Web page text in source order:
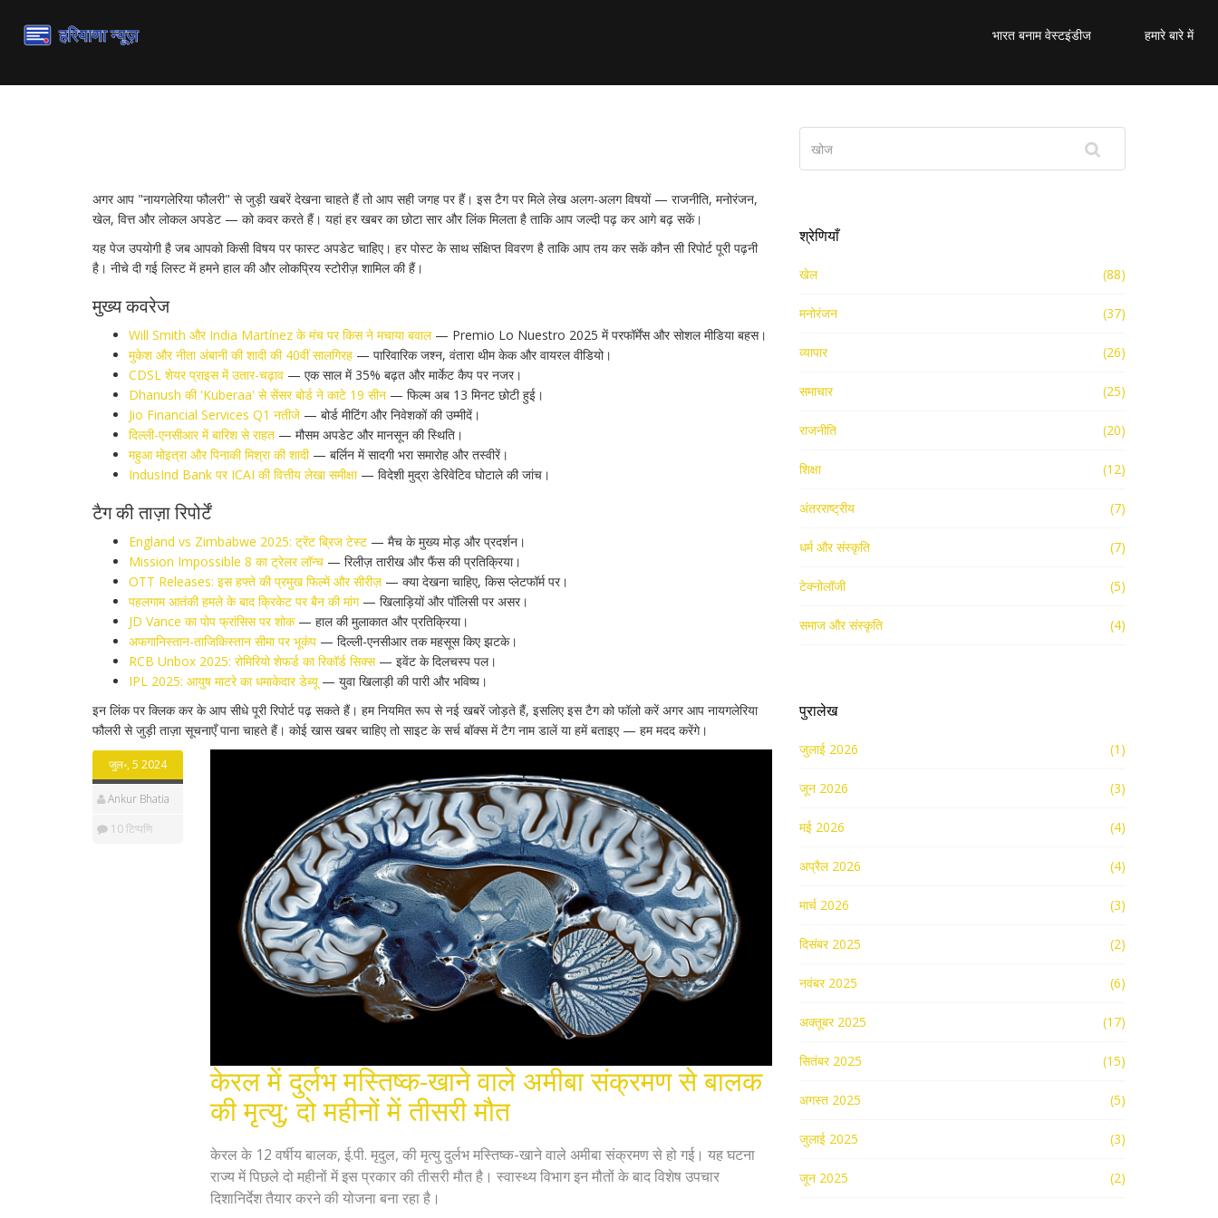
भारत बनाम वेस्टइंडीज हमारे बारे में
अगर आप "नायगलेरिया फौलरी" से जुड़ी खबरें देखना चाहते हैं तो आप सही जगह पर हैं। इस टैग पर मिले लेख अलग-अलग विषयों — राजनीति, मनोरंजन,
खेल, वित्त और लोकल अपडेट — को कवर करते हैं। यहां हर खबर का छोटा सार और लिंक मिलता है ताकि आप जल्दी पढ़ कर आगे बढ़ सकें।
यह पेज उपयोगी है जब आपको किसी विषय पर फास्ट अपडेट चाहिए। हर पोस्ट के साथ संक्षिप्त विवरण है ताकि आप तय कर सकें कौन सी रिपोर्ट पूरी पढ़नी
है। नीचे दी गई लिस्ट में हमने हाल की और लोकप्रिय स्टोरीज़ शामिल की हैं।
मुख्य कवरेज
Will Smith और India Martínez के मंच पर किस ने मचाया बवाल— Premio Lo Nuestro 2025 में परफॉर्मेंस और सोशल मीडिया बहस।
मुकेश और नीता अंबानी की शादी की 40वीं सालगिरह — पारिवारिक जश्न, वंतारा थीम केक और वायरल वीडियो।
CDSL शेयर प्राइस में उतार-चढ़ाव — एक साल में 35% बढ़त और मार्केट कैप पर नजर।
Dhanush की 'Kuberaa' से सेंसर बोर्ड ने काटे 19 सीन — फिल्म अब 13 मिनट छोटी हुई।
Jio Financial Services Q1 नतीजे — बोर्ड मीटिंग और निवेशकों की उम्मीदें।
दिल्ली-एनसीआर में बारिश से राहत — मौसम अपडेट और मानसून की स्थिति।
महुआ मोइत्रा और पिनाकी मिश्रा की शादी— बर्लिन में सादगी भरा समारोह और तस्वीरें।
IndusInd Bank पर ICAI की वित्तीय लेखा समीक्षा— विदेशी मुद्रा डेरिवेटिव घोटाले की जांच।
टैग की ताज़ा रिपोर्टें
England vs Zimbabwe 2025: ट्रेंट ब्रिज टेस्ट — मैच के मुख्य मोड़ और प्रदर्शन।
Mission Impossible 8 का ट्रेलर लॉन्च — रिलीज़ तारीख और फैंस की प्रतिक्रिया।
OTT Releases: इस हफ्ते की प्रमुख फिल्में और सीरीज़ — क्या देखना चाहिए, किस प्लेटफॉर्म पर।
पहलगाम आतंकी हमले के बाद क्रिकेट पर बैन की मांग— खिलाड़ियों और पॉलिसी पर असर।
JD Vance का पोप फ्रांसिस पर शोक— हाल की मुलाकात और प्रतिक्रिया।
अफगानिस्तान-ताजिकिस्तान सीमा पर भूकंप — दिल्ली-एनसीआर तक महसूस किए झटके।
RCB Unbox 2025: रोमिरियो शेफर्ड का रिकॉर्ड सिक्स— इवेंट के दिलचस्प पल।
IPL 2025: आयुष माटरे का धमाकेदार डेब्यू — युवा खिलाड़ी की पारी और भविष्य।
इन लिंक पर क्लिक कर के आप सीधे पूरी रिपोर्ट पढ़ सकते हैं। हम नियमित रूप से नई खबरें जोड़ते हैं, इसलिए इस टैग को फॉलो करें अगर आप नायगलेरिया
फौलरी से जुड़ी ताज़ा सूचनाएँ पाना चाहते हैं। कोई खास खबर चाहिए तो साइट के सर्च बॉक्स में टैग नाम डालें या हमें बताइए — हम मदद करेंगे।
जुल॰, 5 2024
Ankur Bhatia
10 टिप्पणि
केरल में दुर्लभ मस्तिष्क-खाने वाले अमीबा संक्रमण से बालक
की मृत्यु; दो महीनों में तीसरी मौत
केरल के 12 वर्षीय बालक, ई.पी. मृदुल, की मृत्यु दुर्लभ मस्तिष्क-खाने वाले अमीबा संक्रमण से हो गई। यह घटना
राज्य में पिछले दो महीनों में इस प्रकार की तीसरी मौत है। स्वास्थ्य विभाग इन मौतों के बाद विशेष उपचार
दिशानिर्देश तैयार करने की योजना बना रहा है।
श्रेणियाँ
खेल (88)
मनोरंजन (37)
व्यापार (26)
समाचार (25)
राजनीति (20)
शिक्षा (12)
अंतरराष्ट्रीय (7)
धर्म और संस्कृति (7)
टेक्नोलॉजी (5)
समाज और संस्कृति (4)
पुरालेख
जुलाई 2026 (1)
जून 2026 (3)
मई 2026 (4)
अप्रैल 2026 (4)
मार्च 2026 (3)
दिसंबर 2025 (2)
नवंबर 2025 (6)
अक्तूबर 2025 (17)
सितंबर 2025 (15)
अगस्त 2025 (5)
जुलाई 2025 (3)
जून 2025 (2)